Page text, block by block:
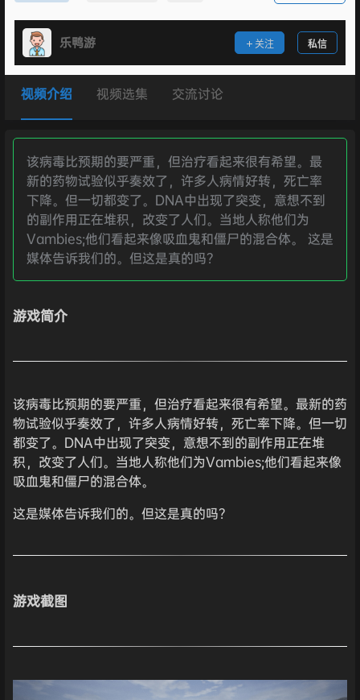
乐鸭游 关注 私信
视频介绍 视频选集 交流讨论
该病毒比预期的要严重，但治疗看起来很有希望。最
新的药物试验似乎奏效了，许多人病情好转，死亡率
下降。但一切都变了。DNA中出现了突变，意想不到
的副作用正在堆积，改变了人们。当地人称他们为
Vambies;他们看起来像吸血鬼和僵尸的混合体。 这是
媒体告诉我们的。但这是真的吗？
游戏简介
该病毒比预期的要严重，但治疗看起来很有希望。最新的药
物试验似乎奏效了，许多人病情好转，死亡率下降。但一切
都变了。DNA中出现了突变，意想不到的副作用正在堆
积，改变了人们。当地人称他们为Vambies;他们看起来像
吸血鬼和僵尸的混合体。
这是媒体告诉我们的。但这是真的吗？
游戏截图